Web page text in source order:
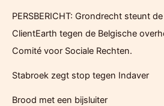
a
r
PERSBERICHT: Grondrecht steunt
ClientEarth tegen de Belgische
Comité voor Sociale Rechten.
Stabroek zegt stop tegen Indaver
Brood met een bijsluiter